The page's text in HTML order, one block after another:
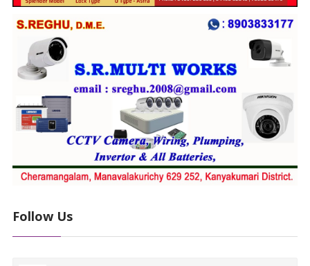
Follow Us